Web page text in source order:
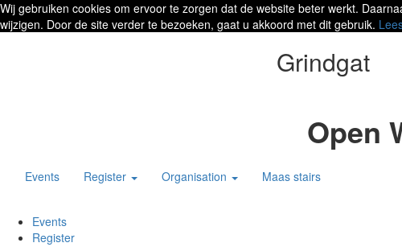
Wij gebruiken cookies om ervoor te zorgen dat de website beter werkt.
wijzigen. Door de site verder te bezoeken, gaat u akkoord met dit gebruik.
Grindgat
Open
Events Register Organisation Maas stairs
Events
Register